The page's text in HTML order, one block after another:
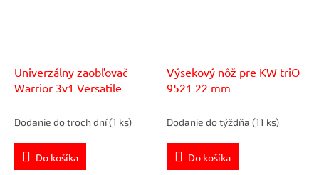
Univerzálny zaobľovač
Warrior 3v1 Versatile
Dodanie do troch dní(1 ks)
Do košíka
Výsekový nôž pre KW triO
9521 22 mm
Dodanie do týždňa (11 ks)
Do košíka